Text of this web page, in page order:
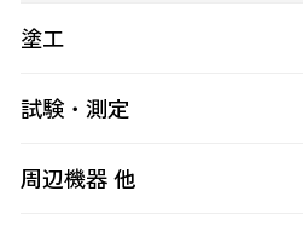
塗工
試験・測定
周辺機器 他